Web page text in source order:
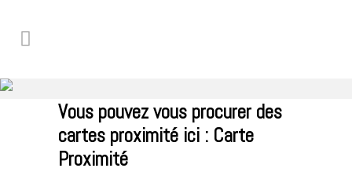
Vous pouvez vous procurer des
cartes proximité ici : Carte
Proximité